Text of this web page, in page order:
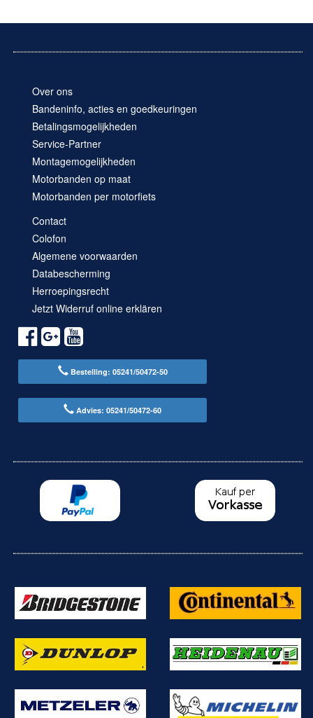
Over ons
Bandeninfo, acties en goedkeuringen
Betalingsmogelijkheden
Service-Partner
Montagemogelijkheden
Motorbanden op maat
Motorbanden per motorfiets
Contact
Colofon
Algemene voorwaarden
Databescherming
Herroepingsrecht
Jetzt Widerruf online erklären
Bestelling: 05241/50472-50
Advies: 05241/50472-60